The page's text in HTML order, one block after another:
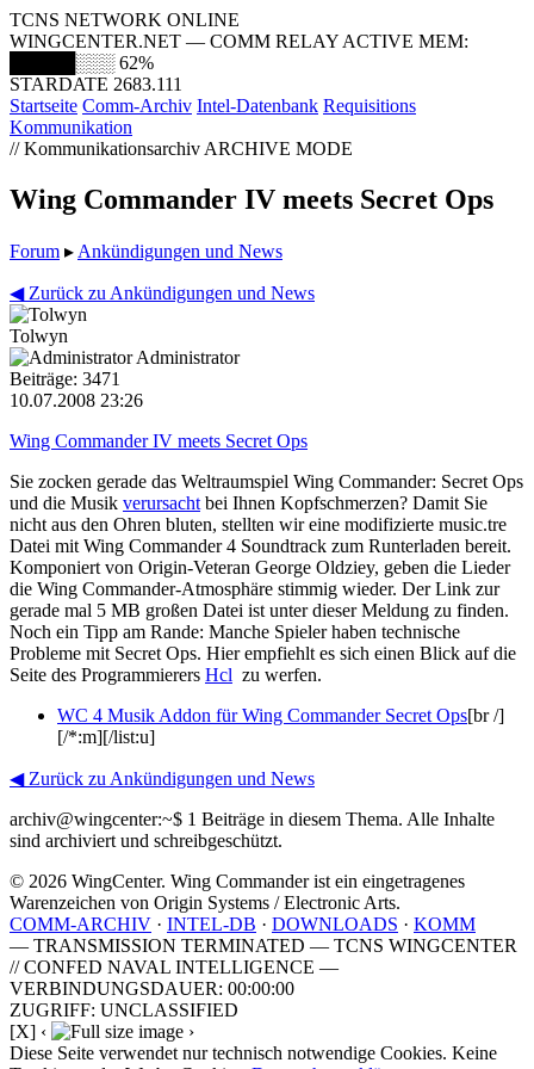
TCNS NETWORK ONLINE
WINGCENTER.NET — COMM RELAY ACTIVE MEM:
█████░░░ 62%
STARDATE 2683.111
Startseite Comm-Archiv Intel-Datenbank Requisitions
Kommunikation
// Kommunikationsarchiv ARCHIVE MODE
Wing Commander IV meets Secret Ops
Forum ▸ Ankündigungen und News
◀ Zurück zu Ankündigungen und News
Tolwyn
Administrator
Beiträge: 3471
10.07.2008 23:26
Wing Commander IV meets Secret Ops
Sie zocken gerade das Weltraumspiel Wing Commander: Secret Ops
und die Musik verursacht bei Ihnen Kopfschmerzen? Damit Sie
nicht aus den Ohren bluten, stellten wir eine modifizierte music.tre
Datei mit Wing Commander 4 Soundtrack zum Runterladen bereit.
Komponiert von Origin-Veteran George Oldziey, geben die Lieder
die Wing Commander-Atmosphäre stimmig wieder. Der Link zur
gerade mal 5 MB großen Datei ist unter dieser Meldung zu finden.
Noch ein Tipp am Rande: Manche Spieler haben technische
Probleme mit Secret Ops. Hier empfiehlt es sich einen Blick auf die
Seite des Programmierers Hcl zu werfen.
WC 4 Musik Addon für Wing Commander Secret Ops[br /]
[/*:m][/list:u]
◀ Zurück zu Ankündigungen und News
archiv@wingcenter:~$ 1 Beiträge in diesem Thema. Alle Inhalte
sind archiviert und schreibgeschützt.
© 2026 WingCenter. Wing Commander ist ein eingetragenes
Warenzeichen von Origin Systems / Electronic Arts.
COMM-ARCHIV · INTEL-DB · DOWNLOADS · KOMM
— TRANSMISSION TERMINATED — TCNS WINGCENTER
// CONFED NAVAL INTELLIGENCE —
VERBINDUNGSDAUER: 00:00:00
ZUGRIFF: UNCLASSIFIED
[X] ‹
›
Diese Seite verwendet nur technisch notwendige Cookies. Keine